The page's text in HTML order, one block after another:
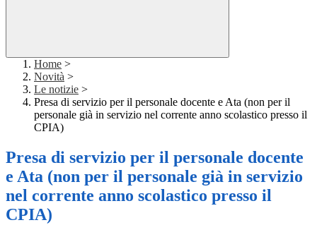
Home >
Novità >
Le notizie >
Presa di servizio per il personale docente e Ata (non per il
personale già in servizio nel corrente anno scolastico presso il
CPIA)
Presa di servizio per il personale docente
e Ata (non per il personale già in servizio
nel corrente anno scolastico presso il
CPIA)